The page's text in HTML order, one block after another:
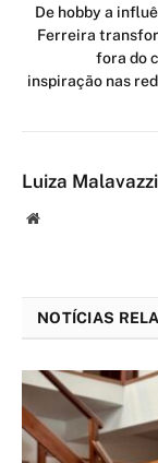
De hobby a
Ferreira
fora do
inspiração nas
Luiza Malavazzi
Website
NOTÍCIAS